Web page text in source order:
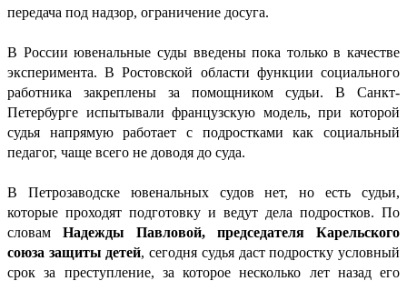
передача под надзор, ограничение досуга.
В России ювенальные суды введены пока только в качестве
эксперимента. В Ростовской области функции социального
работника закреплены за помощником судьи. В Санкт-
Петербурге испытывали французскую модель, при которой
судья напрямую работает с подростками как социальный
педагог, чаще всего не доводя до суда.
В Петрозаводске ювенальных судов нет, но есть судьи,
которые проходят подготовку и ведут дела подростков. По
словам Надежды Павловой, председателя Карельского
союза защиты детей, сегодня судья даст подростку условный
срок за преступление, за которое несколько лет назад его